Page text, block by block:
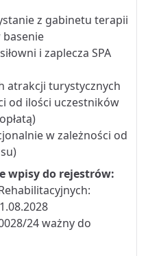
z gabinetu terapii
i zaplecza SPA
atrakcji turystycznych
od ilości uczestników
w zależności od
wpisy do rejestrów:
24 ważny do